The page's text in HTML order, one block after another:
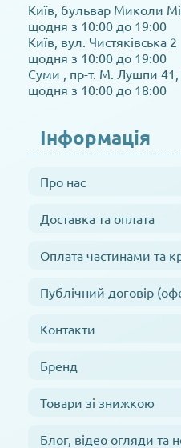
Київ, бульвар Миколи
щодня з 10:00 до 19:00
Київ, вул. Чистяківська 2
щодня з 10:00 до 19:00
Суми , пр-т. М. Лушпи 41,
щодня з 10:00 до 18:00
Інформація
Про нас
Доставка та оплата
Оплата частинами та
Публічний договір
Контакти
Бренд
Товари зі знижкою
Блог, відео огляди та